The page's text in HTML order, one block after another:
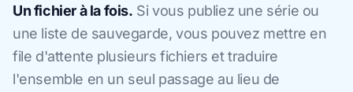
Un fichier à la fois. Si vous publiez une série ou
une liste de sauvegarde, vous pouvez mettre en
file d'attente plusieurs fichiers et traduire
l'ensemble en un seul passage au lieu de